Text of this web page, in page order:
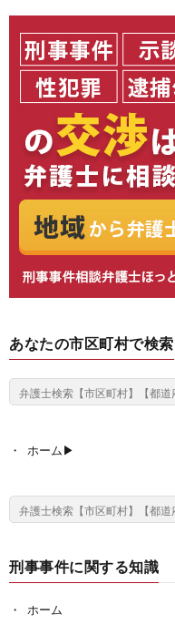
あなたの市区町村で検索
ホーム▶︎
刑事事件に関する知識
ホーム